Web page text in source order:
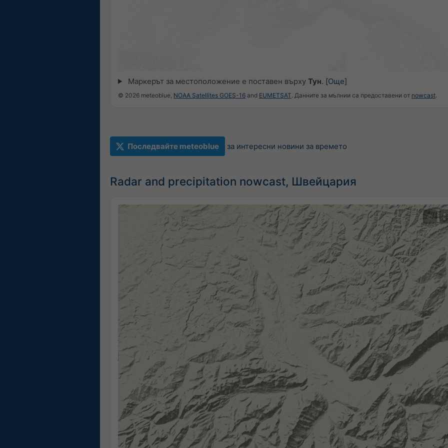
Маркерът за местоположение е поставен върху Тун. [Още]
© 2026 meteoblue, NOAA Satellites GOES-16 and EUMETSAT. Данните за мълнии са предоставени от nowcast.
Последвайте meteoblue за интересни новини за времето
Radar and precipitation nowcast, Швейцария
©